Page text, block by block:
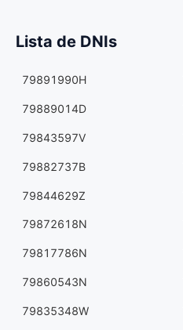
Lista de DNIs
79891990H
79889014D
79843597V
79882737B
79844629Z
79872618N
79817786N
79860543N
79835348W